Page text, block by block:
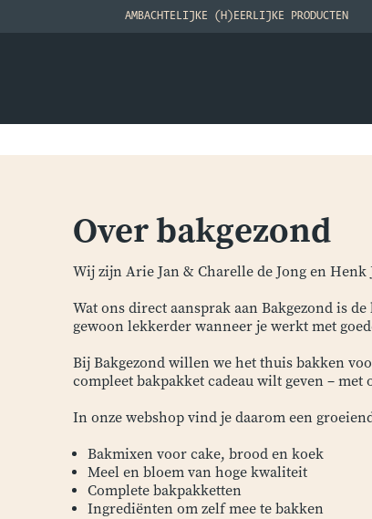
AMBACHTELIJKE (H)EERLIJKE PRODUCTEN
Over bakgezond
Wij zijn Arie Jan & Charelle de Jong en Henk
Wat ons direct aansprak aan Bakgezond is
gewoon lekkerder wanneer je werkt met
Bij Bakgezond willen we het thuis bakken
compleet bakpakket cadeau wilt geven –
In onze webshop vind je daarom een
Bakmixen voor cake, brood en koek
Meel en bloem van hoge kwaliteit
Complete bakpakketten
Ingrediënten om zelf mee te bakken